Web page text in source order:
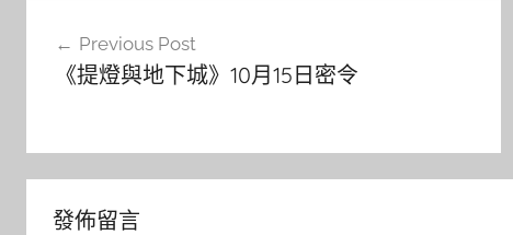
Previous Post
《提燈與地下城》10月15日密令
發佈留言